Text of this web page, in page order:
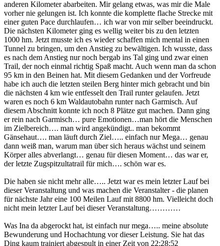
anderen Kilometer abarbeiten. Mir gelang etwas, was mir die Male
vorher nie gelungen ist. Ich konnte die komplette flache Strecke mit
einer guten Pace durchlaufen… ich war von mir selber beeindruckt.
Die nächsten Kilometer ging es wellig weiter bis zu den letzten
1000 hm. Jetzt musste ich es wieder schaffen mich mental in einen
Tunnel zu bringen, um den Anstieg zu bewältigen. Ich wusste, dass
es nach dem Anstieg nur noch bergab ins Tal ging und zwar einen
Trail, der noch einmal richtig Spaß macht. Auch wenn man da schon
95 km in den Beinen hat. Mit diesem Gedanken und der Vorfreude
habe ich auch die letzten steilen Berg hinter mich gebracht und bin
die nächsten 4 km wie entfesselt den Trail runter gelaufen. Jetzt
waren es noch 6 km Waldautobahn runter nach Garmisch. Auf
diesem Abschnitt konnte ich noch 8 Plätze gut machen. Dann ging
er rein nach Garmisch… pure Emotionen…man hört die Menschen
im Zielbereich…. man wird angekündigt.. man bekommt
Gänsehaut…. man läuft durch Ziel….. einfach nur Mega… genau
dann weiß man, warum man über sich heraus wächst und seinem
Körper alles abverlangt… genau für diesen Moment… das war er,
der letzte Zugspitzultatrail für mich…. schön war es.
Die haben sie nicht mehr alle….. Jetzt war es mein letzter Lauf bei
dieser Veranstaltung und was machen die Veranstalter - die planen
für nächste Jahr eine 100 Meilen Lauf mit 8800 hm. Vielleicht doch
nicht mein letzter Lauf bei dieser Veranstaltung…………
Was Ina da abgerockt hat, ist einfach nur mega….. meine absolute
Bewunderung und Hochachtung vor dieser Leistung. Sie hat das
Ding kaum trainiert abgespult in einer Zeit von 22:28:52